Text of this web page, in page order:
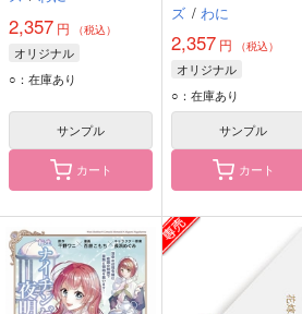
2,357 円 （税込）
オリジナル
○：在庫あり
サンプル
カート
ズ / わに
2,357 円 （税込）
オリジナル
○：在庫あり
サンプル
カート